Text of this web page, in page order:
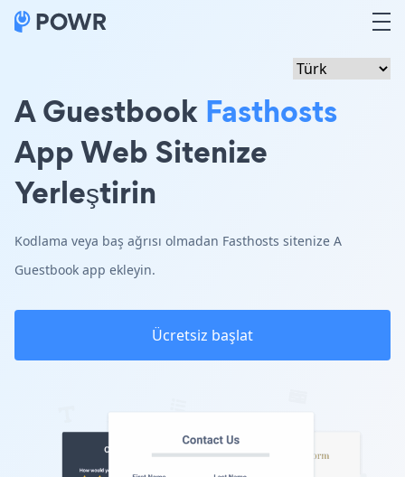
A Guestbook Fasthosts
App Web Sitenize
Yerleştirin
Kodlama veya baş ağrısı olmadan Fasthosts sitenize A
Guestbook app ekleyin.
Ücretsiz başlat